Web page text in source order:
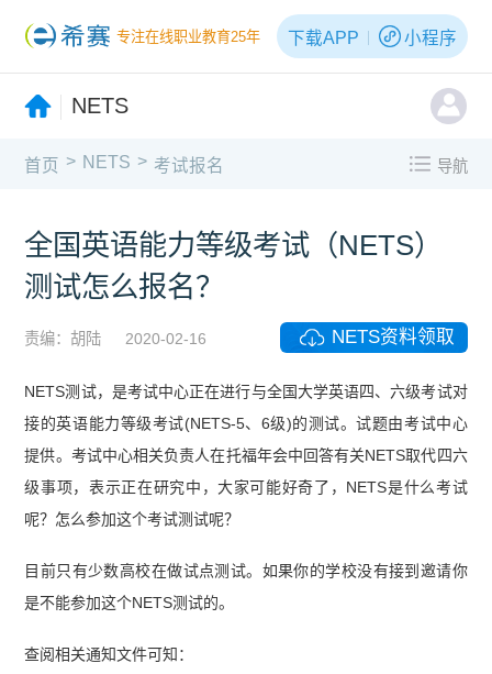
专注在线职业教育25年 下载APP 小程序
NETS
首页 > NETS > 考试报名 导航
全国英语能力等级考试（NETS）
测试怎么报名？
责编：胡陆 2020-02-16 NETS资料领取
NETS测试，是考试中心正在进行与全国大学英语四、六级考试对
接的英语能力等级考试(NETS-5、6级)的测试。试题由考试中心
提供。考试中心相关负责人在托福年会中回答有关NETS取代四六
级事项，表示正在研究中，大家可能好奇了，NETS是什么考试
呢？怎么参加这个考试测试呢？
目前只有少数高校在做试点测试。如果你的学校没有接到邀请你
是不能参加这个NETS测试的。
查阅相关通知文件可知：